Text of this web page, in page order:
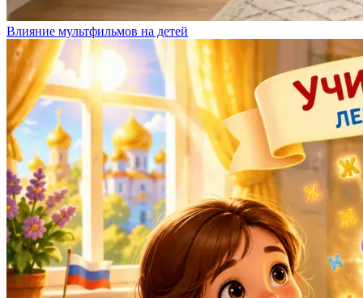
Влияние мультфильмов на детей